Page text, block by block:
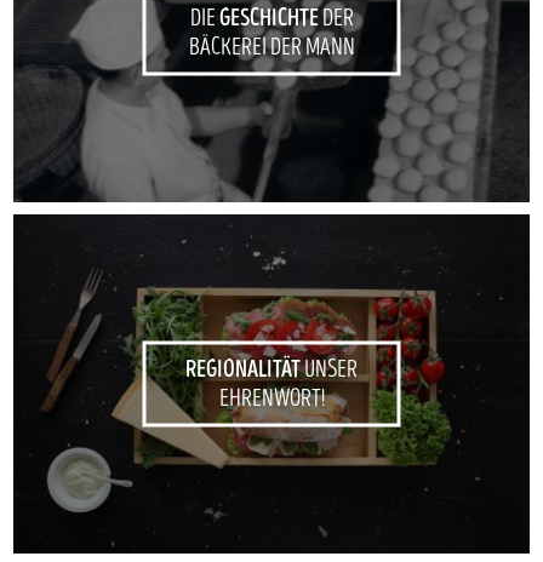
DIE GESCHICHTEDER
BÄCKEREI DER MANN
REGIONALITÄTUNSER
EHRENWORT!